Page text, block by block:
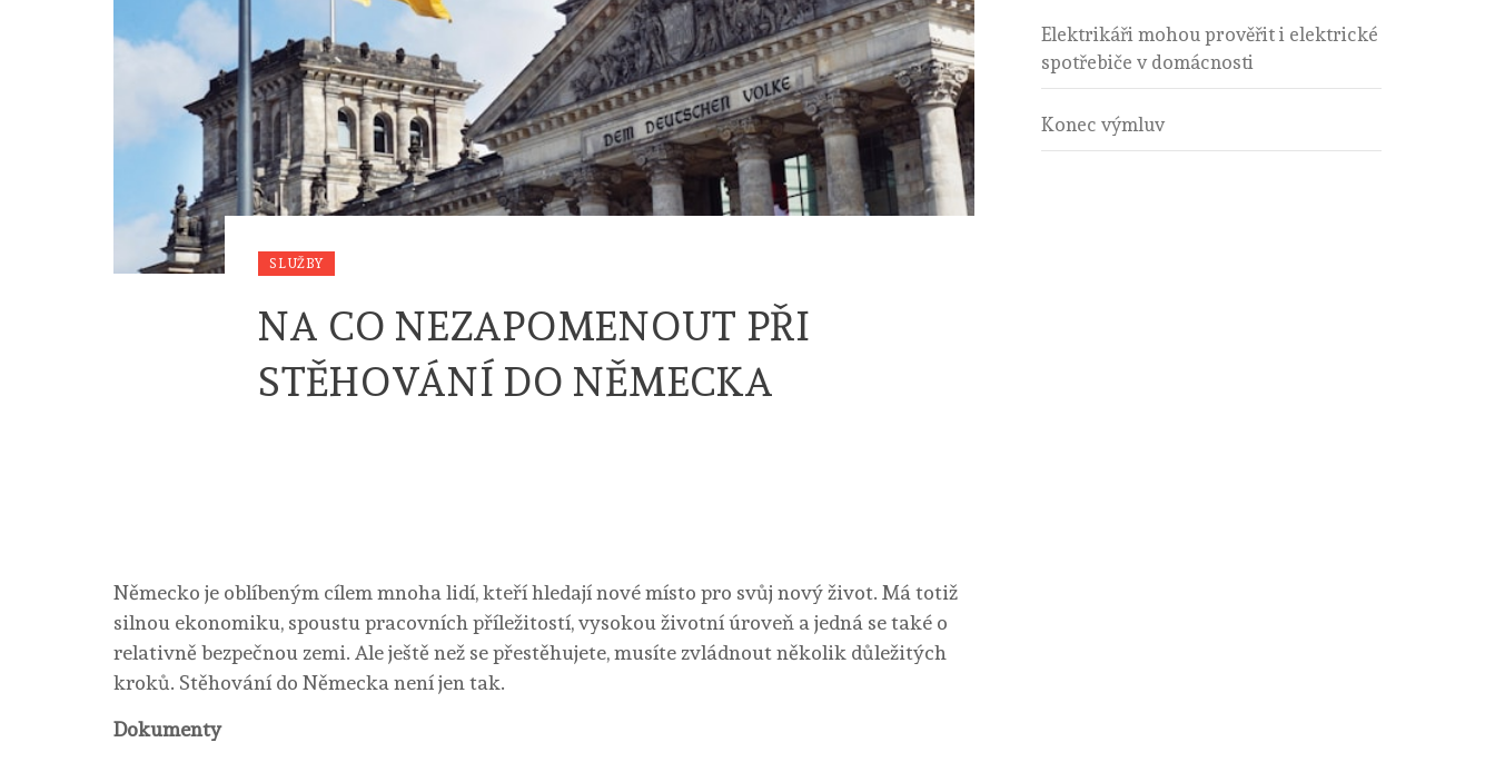
SLUŽBY
NA CO NEZAPOMENOUT PŘI
STĚHOVÁNÍ DO NĚMECKA
Německo je oblíbeným cílem mnoha lidí, kteří hledají nové místo pro svůj nový život. Má totiž
silnou ekonomiku, spoustu pracovních příležitostí, vysokou životní úroveň a jedná se také o
relativně bezpečnou zemi. Ale ještě než se přestěhujete, musíte zvládnout několik důležitých
kroků. Stěhování do Německa není jen tak.
Dokumenty
Elektrikáři mohou prověřit i elektrické
spotřebiče v domácnosti
Konec výmluv